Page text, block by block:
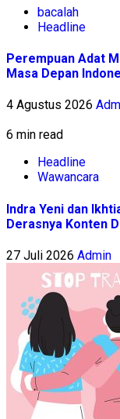
bacalah
Headline
Perempuan Adat
Masa Depan
4 Agustus 2026
6 min read
Headline
Wawancara
Indra Yeni dan
Derasnya Konten
27 Juli 2026 Admin